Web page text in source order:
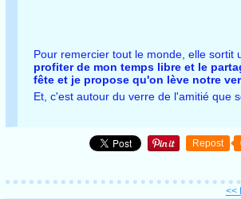
Pour remercier tout le monde, elle sortit
profiter de mon temps libre et le
fête et je propose qu'on lève notre
Et, c'est autour du verre de l'amitié que
Repost
<<